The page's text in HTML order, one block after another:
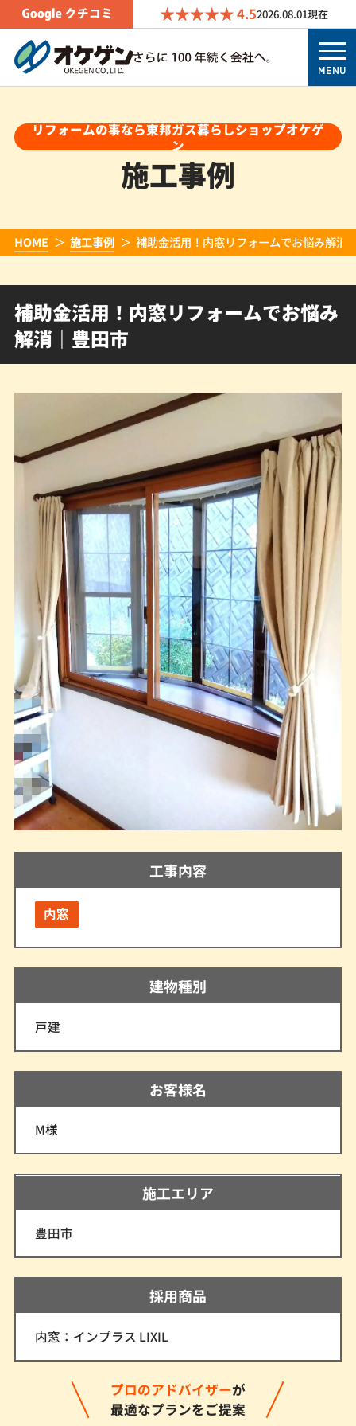
4.52026.08.01現在
MENU
リフォームの事なら東邦ガス暮らしショップオケゲ
ン
施工事例
HOME 施工事例 補助金活用！内窓リフォームでお悩み解消
補助金活用！内窓リフォームでお悩み
解消｜豊田市
工事内容
内窓
建物種別
戸建
お客様名
M様
施工エリア
豊田市
採用商品
内窓：インプラス LIXIL
プロのアドバイザーが
最適なプランをご提案